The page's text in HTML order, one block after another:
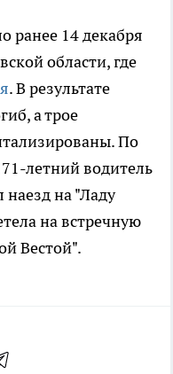
ранее 14 декабря
области, где
. В результате
а трое
По
летний водитель
наезд на "Ладу
на встречную
Вестой".